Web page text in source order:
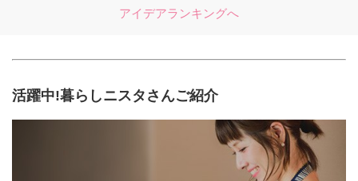
アイデアランキングへ
活躍中!暮らしニスタさんご紹介